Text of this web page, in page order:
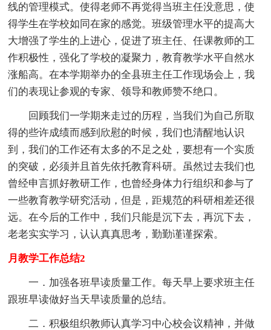
线的管理模式。使得老师不再觉得当班主任没意思，使
得学生在学校如同在家的感觉。班级管理水平的提高大
大增强了学生的上进心，促进了班主任、任课教师的工
作积极性，强化了学校的凝聚力，教育教学水平自然水
涨船高。在本学期举办的全县班主任工作现场会上，我
们的表现让参观的专家、领导和教师赞不绝口。
回顾我们一学期来走过的历程，当我们为自己所取
得的些许成绩而感到欣慰的时候，我们也清醒地认识
到，我们的工作还有太多的不足之处，要想有一个实质
的突破，必须并且首先依托教育科研。虽然过去我们也
曾经申言抓好教研工作，也曾经身体力行组织和参与了
一些教育教学研究活动，但是，距规范的科研相差还很
远。在今后的工作中，我们只能是沉下去，再沉下去，
老老实实学习，认认真真思考，勤勤谨谨探索。
月教学工作总结2
一．加强各班早读质量工作。每天早上要求班主任
跟班早读做好当天早读质量的总结。
二．积极组织教师认真学习中心校会议精神，并做